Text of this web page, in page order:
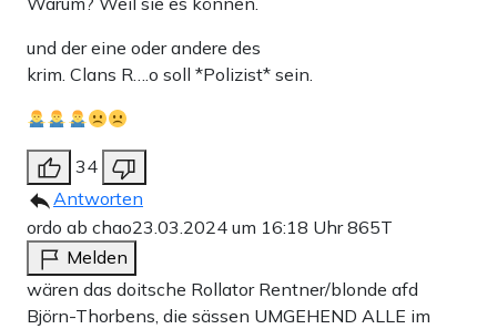
und der eine oder andere des
krim. Clans R….o soll *Polizist* sein.
34
Antworten
ordo ab chao23.03.2024 um 16:18 Uhr865T
Melden
wären das doitsche Rollator Rentner/blonde afd
Björn-Thorbens, die sässen UMGEHEND ALLE im